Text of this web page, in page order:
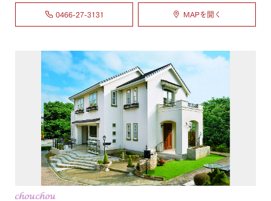
0466-27-3131 MAPを開く